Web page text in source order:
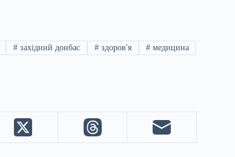
# західний донбас #здоров'я #медицина